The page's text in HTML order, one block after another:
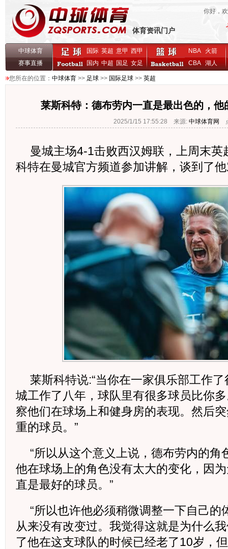
体育资讯门户
你好，
中球体育
赛事直播
国际 英超 意甲 西甲
国内 中超 国足 女足
NBA
火箭
CBA湖人
您所在的位置： 中球体育 >> 足球 >> 国际足球 >> 英超
莱斯科特：德布劳内一直是最出色的，
2025/1/15 17:55:28 来源: 中球体育网
曼城主场4-1击败西汉姆联，上周末
科特在曼城官方频道参加讲解，谈到了
莱斯科特说:“当你在一家俱乐部工作
城工作了八年，球队里有很多球员比你
察他们在球场上和健身房的表现。然后
重的球员。”
“所以从这个意义上说，德布劳内的角
他在球场上的角色没有太大的变化，因
直是最好的球员。”
“所以也许他必须稍微调整一下自己的
从来没有改变过。我觉得这就是为什么
了他在这支球队的时候已经老了10岁，